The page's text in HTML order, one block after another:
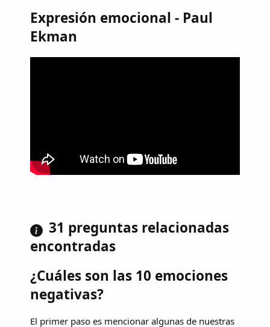
Expresión emocional - Paul
Ekman
31 preguntas relacionadas
encontradas
¿Cuáles son las 10 emociones
negativas?
El primer paso es mencionar algunas de nuestras